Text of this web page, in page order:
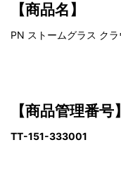
【商品名】
PN ストームグラス クラ
【商品管理番号】
TT-151-333001